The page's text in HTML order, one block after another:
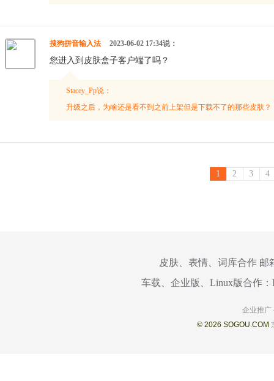
搜狗拼音输入法 2023-06-02 17:34说：
您进入到皮肤盒子客户端了吗？
Stacey_Pp说：
升级之后，为啥还是看不到之前上架但是下载不了的那些皮肤？
1 2 3 4
皮肤、表情、词库合作 邮
车载、企业版、Linux版合作：
企业推广
© 2026 SOGOU.COM